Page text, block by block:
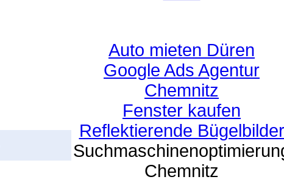
Auto mieten Düren
Google Ads Agentur
Chemnitz
Fenster kaufen
Reflektierende Bügelbilder
Chemnitz